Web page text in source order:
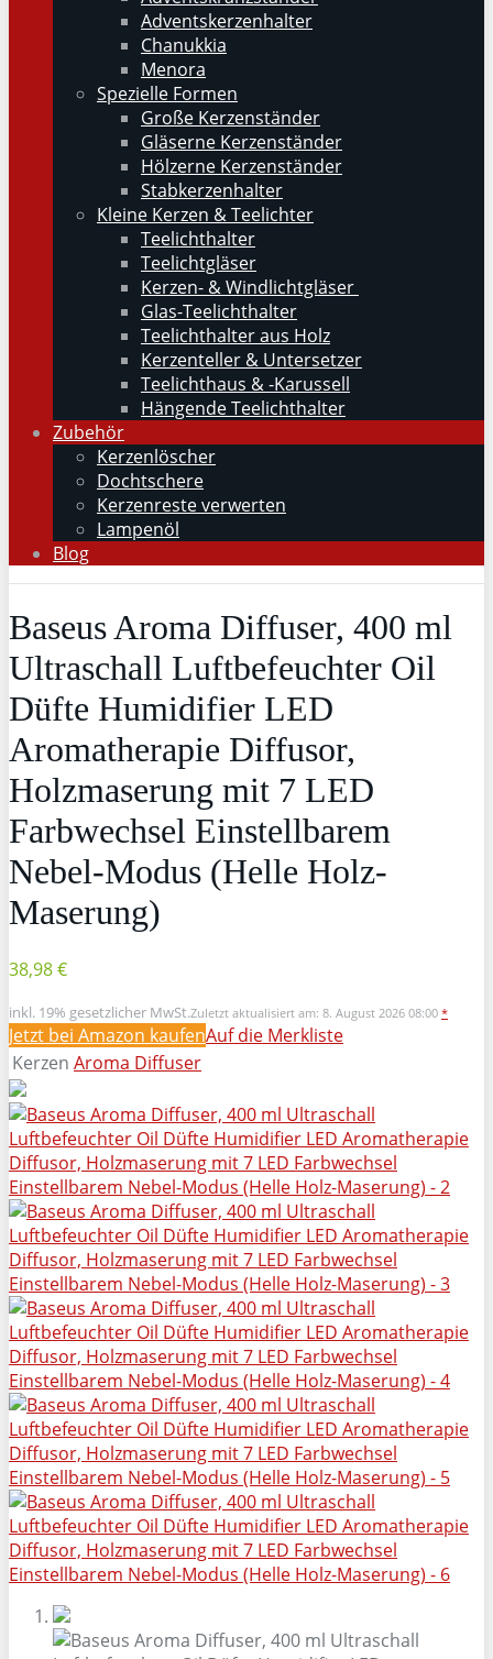
Adventskerzenhalter
Chanukkia
Menora
Spezielle Formen
Große Kerzenständer
Gläserne Kerzenständer
Hölzerne Kerzenständer
Stabkerzenhalter
Kleine Kerzen & Teelichter
Teelichthalter
Teelichtgläser
Kerzen- & Windlichtgläser
Glas-Teelichthalter
Teelichthalter aus Holz
Kerzenteller & Untersetzer
Teelichthaus & -Karussell
Hängende Teelichthalter
Zubehör
Kerzenlöscher
Dochtschere
Kerzenreste verwerten
Lampenöl
Blog
Baseus Aroma Diffuser, 400 ml
Ultraschall Luftbefeuchter Oil
Düfte Humidifier LED
Aromatherapie Diffusor,
Holzmaserung mit 7 LED
Farbwechsel Einstellbarem
Nebel-Modus (Helle Holz-
Maserung)
38,98 €
inkl. 19% gesetzlicher MwSt.Zuletzt aktualisiert am: 8. August 2026 08:00 *
Jetzt bei Amazon kaufenAuf die Merkliste
Kerzen Aroma Diffuser